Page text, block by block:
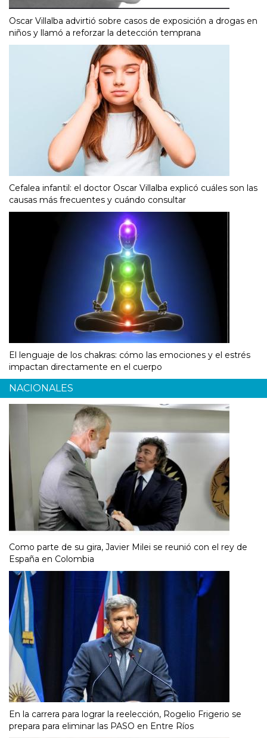
Oscar Villalba advirtió sobre casos de exposición a drogas en
niños y llamó a reforzar la detección temprana
Cefalea infantil: el doctor Oscar Villalba explicó cuáles son las
causas más frecuentes y cuándo consultar
El lenguaje de los chakras: cómo las emociones y el estrés
impactan directamente en el cuerpo
NACIONALES
Como parte de su gira, Javier Milei se reunió con el rey de
España en Colombia
En la carrera para lograr la reelección, Rogelio Frigerio se
prepara para eliminar las PASO en Entre Ríos